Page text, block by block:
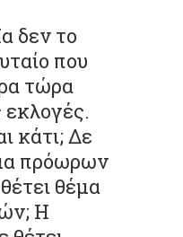
δεν το
που
τώρα
εκλογές.
κάτι; Δε
πρόωρων
θέμα
Η